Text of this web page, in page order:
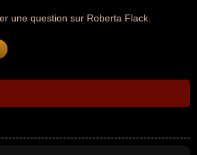
une question sur Roberta Flack.